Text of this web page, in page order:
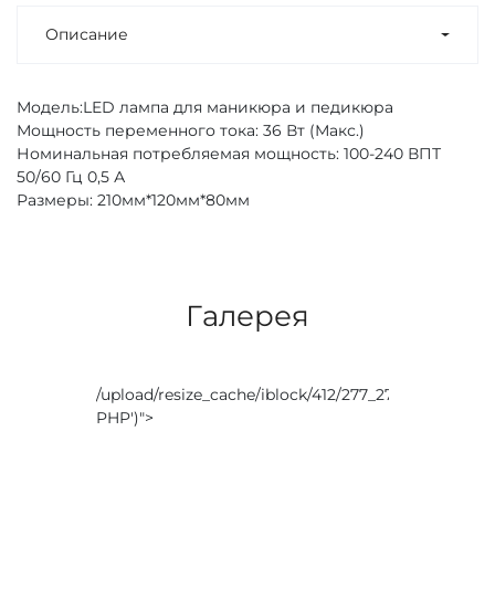
Описание
Модель:LED лампа для маникюра и педикюра
Мощность переменного тока: 36 Вт (Макс.)
Номинальная потребляемая мощность: 100-240 ВПТ
50/60 Гц 0,5 А
Размеры: 210мм*120мм*80мм
Галерея
/upload/resize_cache/iblock/412/277_277_0/
PHP')">